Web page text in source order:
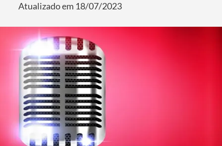
Atualizado em 18/07/2023